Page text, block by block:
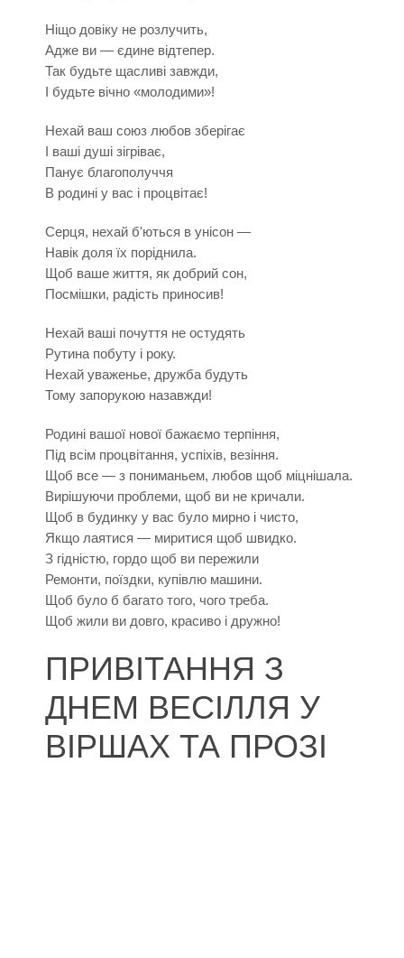
Ніщо довіку не розлучить,
Адже ви — єдине відтепер.
Так будьте щасливі завжди,
І будьте вічно «молодими»!
Нехай ваш союз любов зберігає
І ваші душі зігріває,
Панує благополуччя
В родині у вас і процвітає!
Серця, нехай б'ються в унісон —
Навік доля їх поріднила.
Щоб ваше життя, як добрий сон,
Посмішки, радість приносив!
Нехай ваші почуття не остудять
Рутина побуту і року.
Нехай уваженье, дружба будуть
Тому запорукою назавжди!
Родині вашої нової бажаємо терпіння,
Під всім процвітання, успіхів, везіння.
Щоб все — з пониманьем, любов щоб міцнішала.
Вирішуючи проблеми, щоб ви не кричали.
Щоб в будинку у вас було мирно і чисто,
Якщо лаятися — миритися щоб швидко.
З гідністю, гордо щоб ви пережили
Ремонти, поїздки, купівлю машини.
Щоб було б багато того, чого треба.
Щоб жили ви довго, красиво і дружно!
ПРИВІТАННЯ З
ДНЕМ ВЕСІЛЛЯ У
ВІРШАХ ТА ПРОЗІ